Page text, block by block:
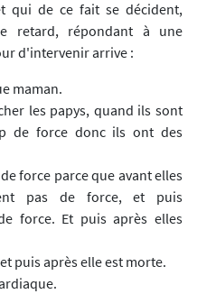
qui de ce fait se décident,
retard, répondant à une
d'intervenir arrive :
maman.
les papys, quand ils sont
de force donc ils ont des
force parce que avant elles
pas de force, et puis
force. Et puis après elles
puis après elle est morte.